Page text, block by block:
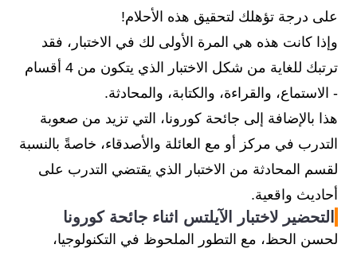
على درجة تؤهلك لتحقيق هذه الأحلام!
وإذا كانت هذه هي المرة الأولى لك في الاختبار، فقد
ترتبك للغاية من شكل الاختبار الذي يتكون من 4 أقسام
- الاستماع، والقراءة، والكتابة، والمحادثة.
هذا بالإضافة إلى جائحة كورونا، التي تزيد من صعوبة
التدرب في مركز أو مع العائلة والأصدقاء، خاصةً بالنسبة
لقسم المحادثة من الاختبار الذي يقتضي التدرب على
أحاديث واقعية.
التحضير لاختبار الآيلتس اثناء جائحة كورونا
لحسن الحظ، مع التطور الملحوظ في التكنولوجيا،